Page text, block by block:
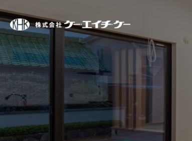
株
式
会
社
ケ
ー・
イ